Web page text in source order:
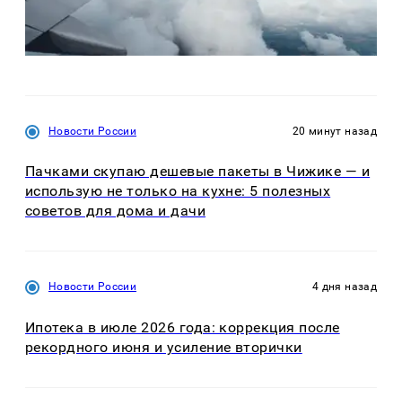
Новости России 20 минут назад
Пачками скупаю дешевые пакеты в Чижике — и
использую не только на кухне: 5 полезных
советов для дома и дачи
Новости России 4 дня назад
Ипотека в июле 2026 года: коррекция после
рекордного июня и усиление вторички